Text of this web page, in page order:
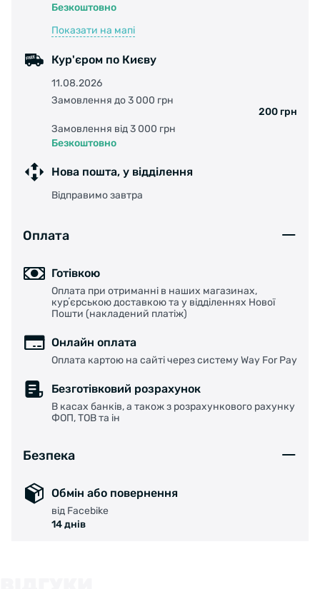
Безкоштовно
Показати на мапі
Кур'єром по Києву
11.08.2026
Замовлення до 3 000 грн
200 грн
Замовлення від 3 000 грн
Безкоштовно
Нова пошта, у відділення
Відправимо завтра
Оплата
Готівкою
Оплата при отриманні в наших магазинах,
курʼєрською доставкою та у відділеннях Нової
Пошти (накладений платіж)
Онлайн оплата
Оплата картою на сайті через систему Way For Pay
Безготівковий розрахунок
В касах банків, а також з розрахункового рахунку
ФОП, ТОВ та ін
Безпека
Обмін або повернення
від Facebike
14 днів